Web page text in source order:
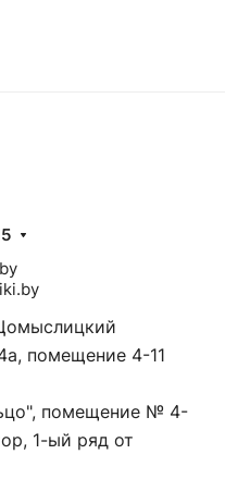
помещение 4-11
помещение № 4-
1-ый ряд от